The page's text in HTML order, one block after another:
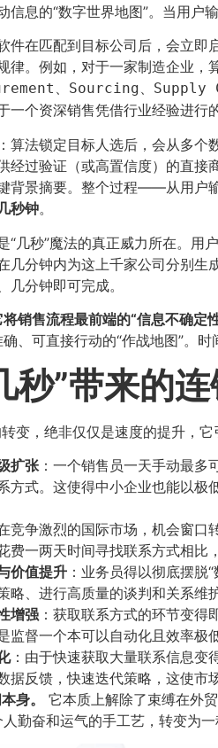
息的“数字世界地图”。当用户
件在匹配到目标公司后，会立即
。例如，对于一家制造企业，
、 Sourcing、 Supply
一个资深销售凭借行业经验进行
：算法锁定目标人选后，会从多
经过验证（或高置信度）的直
背景摘要。整个过程——从用户
秒钟​。
“几秒”魔法的真正威力所在。
几分钟内为这上千家公司分别生
分钟即可完成。
销售流程最前端的“信息不确定
、可直接行动的“作战地图”。
秒”带来的
变，绝非仅仅是速度的提升，
扩张 ：一个销售员一天手动最
方式。这使得中小企业也能以
竞争激烈的国际市场，机会窗
费一两天时间寻找联系方式相比
价值提升 ：业务员得以彻底摆脱
略、进行高质量的谈判和关系维
增强 ：获取联系方式的环节变
监督一个本可以自动化且效率极
：由于快速获取大量联系信息
据反馈，快速迭代策略，这使市
身。​
它本质上解除了束缚在外
勤奋和运气的手工艺，转变为